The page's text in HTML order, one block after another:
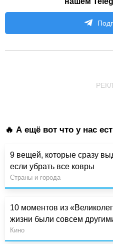
🔥 А ещё вот что у нас
9 вещей, которые сразу
если убрать все ковры
Страны и города
10 моментов из
жизни были совсем
Кино